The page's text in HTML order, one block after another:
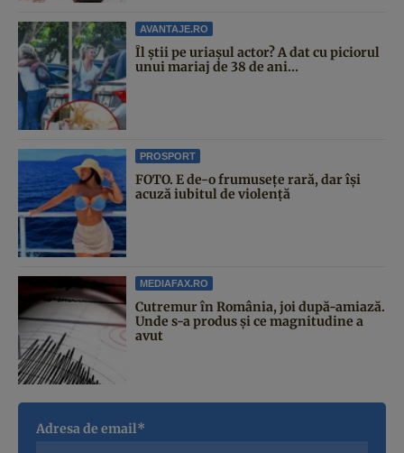
AVANTAJE.RO
Îl știi pe uriașul actor? A dat cu piciorul
unui mariaj de 38 de ani...
PROSPORT
FOTO. E de-o frumusețe rară, dar își
acuză iubitul de violență
MEDIAFAX.RO
Cutremur în România, joi după-amiază.
Unde s-a produs și ce magnitudine a
avut
Adresa de email*